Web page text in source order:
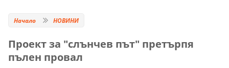
Начало НОВИНИ
Проект за "слънчев път" претърпя
пълен провал